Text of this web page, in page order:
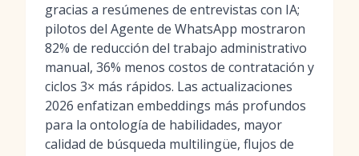
gracias a resúmenes de entrevistas con IA;
pilotos del Agente de WhatsApp mostraron
82% de reducción del trabajo administrativo
manual, 36% menos costos de contratación y
ciclos 3× más rápidos. Las actualizaciones
2026 enfatizan embeddings más profundos
para la ontología de habilidades, mayor
calidad de búsqueda multilingüe, flujos de